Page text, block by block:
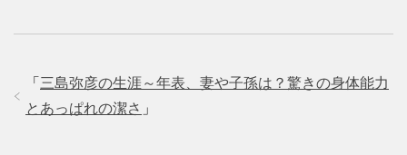
「 三島弥彦の生涯～年表、妻や子孫は？驚きの身体能力
とあっぱれの潔さ 」